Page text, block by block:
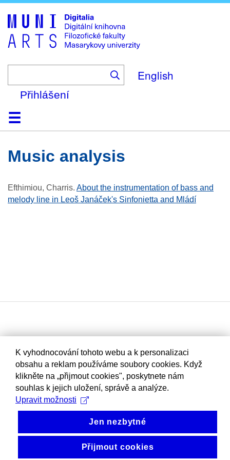
to
main
content
English
Přihlášení
DomůKolekce
Prohlížení
Vyhledávání
O platformě
Nápověda
KontaktDigitalia
music analysis
Efthimiou, Charris. About the instrumentation of bass and
melody line in Leoš Janáček's Sinfonietta and Mládí
K vyhodnocování tohoto webu a k personalizaci
obsahu a reklam používáme soubory cookies. Když
klikněte na „přijmout cookies", poskytnete nám
souhlas k jejich uložení, správě a analýze.
Upravit možnosti
Jen nezbytné
Přijmout cookies